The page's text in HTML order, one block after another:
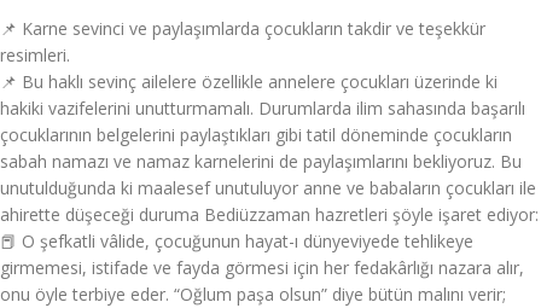
📌 Karne sevinci ve paylaşımlarda çocukların takdir ve teşekkür
resimleri.
📌 Bu haklı sevinç ailelere özellikle annelere çocukları üzerinde ki
hakiki vazifelerini unutturmamalı. Durumlarda ilim sahasında başarılı
çocuklarının belgelerini paylaştıkları gibi tatil döneminde çocukların
sabah namazı ve namaz karnelerini de paylaşımlarını bekliyoruz. Bu
unutulduğunda ki maalesef unutuluyor anne ve babaların çocukları ile
ahirette düşeceği duruma Bediüzzaman hazretleri şöyle işaret ediyor:
📕 O şefkatli vâlide, çocuğunun hayat-ı dünyeviyede tehlikeye
girmemesi, istifade ve fayda görmesi için her fedakârlığı nazara alır,
onu öyle terbiye eder. “Oğlum paşa olsun” diye bütün malını verir;